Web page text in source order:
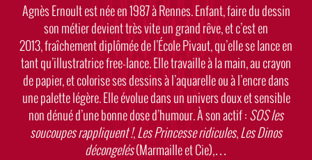
Body
Agnès Ernoult est née en 1987 à Rennes. Enfant, faire du dessin
son métier devient très vite un grand rêve, et c’est en
2013, fraîchement diplômée de l’École Pivaut, qu’elle se lance en
tant qu’illustratrice free-lance. Elle travaille à la main, au crayon
de papier, et colorise ses dessins à l’aquarelle ou à l’encre dans
une palette légère. Elle évolue dans un univers doux et sensible
non dénué d’une bonne dose d’humour. À son actif :SOS les
soucoupes rappliquent !,Les Princesse ridicules,Les Dinos
décongelés(Marmaille et Cie),…